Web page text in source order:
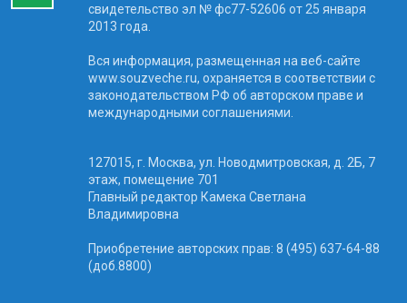
свидетельство эл № фc77-52606 от 25 января
2013 года.
Вся информация, размещенная на веб-сайте
www.souzveche.ru, охраняется в соответствии с
законодательством РФ об авторском праве и
международными соглашениями.
127015, г. Москва, ул. Новодмитровская, д. 2Б, 7
этаж, помещение 701
Главный редактор Камека Светлана
Владимировна
Приобретение авторских прав: 8 (495) 637-64-88
(доб.8800)